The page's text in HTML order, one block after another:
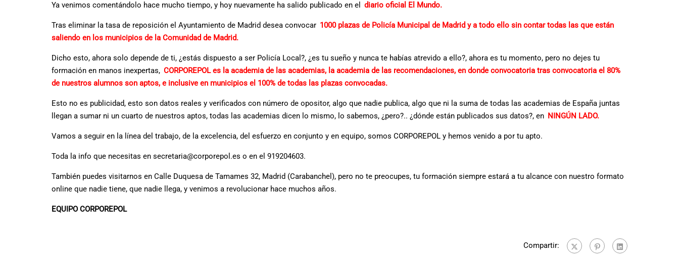
Ya venimos comentándolo hace mucho tiempo, y hoy nuevamente ha salido publicado en el diario oficial El Mundo.
Tras eliminar la tasa de reposición el Ayuntamiento de Madrid desea convocar 1000 plazas de Policía Municipal de Madrid y a todo ello sin contar todas las que están
saliendo en los municipios de la Comunidad de Madrid.
Dicho esto, ahora solo depende de ti, ¿estás dispuesto a ser Policía Local?, ¿es tu sueño y nunca te habías atrevido a ello?, ahora es tu momento, pero no dejes tu
formación en manos inexpertas, CORPOREPOL es la academia de las academias, la academia de las recomendaciones, en donde convocatoria tras convocatoria el 80%
de nuestros alumnos son aptos, e inclusive en municipios el 100% de todas las plazas convocadas.
Esto no es publicidad, esto son datos reales y verificados con número de opositor, algo que nadie publica, algo que ni la suma de todas las academias de España juntas
llegan a sumar ni un cuarto de nuestros aptos, todas las academias dicen lo mismo, lo sabemos, ¿pero?.. ¿dónde están publicados sus datos?, en NINGÚN LADO.
Vamos a seguir en la línea del trabajo, de la excelencia, del esfuerzo en conjunto y en equipo, somos CORPOREPOL y hemos venido a por tu apto.
Toda la info que necesitas en secretaria@corporepol.es o en el 919204603.
También puedes visitarnos en Calle Duquesa de Tamames 32, Madrid (Carabanchel), pero no te preocupes, tu formación siempre estará a tu alcance con nuestro formato
online que nadie tiene, que nadie llega, y venimos a revolucionar hace muchos años.
EQUIPO CORPOREPOL
Compartir: